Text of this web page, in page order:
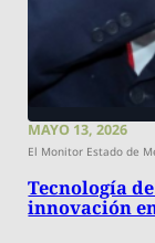
MAYO 13, 2026
El Monitor Estado de
Tecnología
innovación